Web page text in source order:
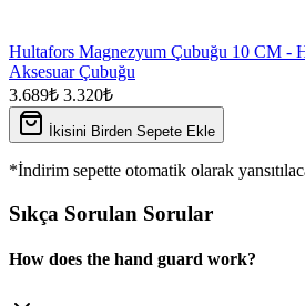
Hultafors Magnezyum Çubuğu 10 CM -
Aksesuar Çubuğu
3.689₺ 3.320₺
İkisini Birden Sepete Ekle
*İndirim sepette otomatik olarak
Sıkça Sorulan Sorular
How does the hand guard work?